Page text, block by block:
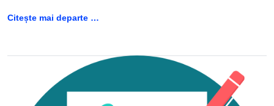
Citește mai departe …